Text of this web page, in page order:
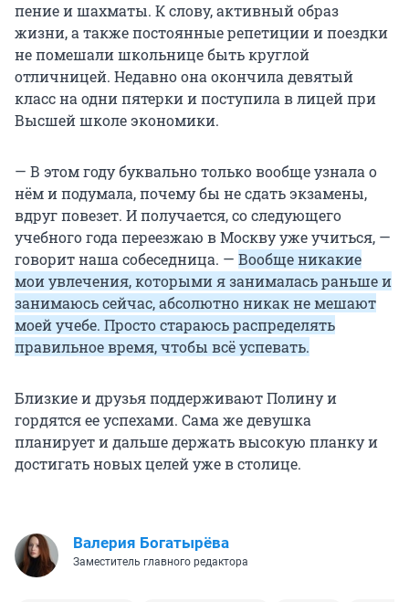
пение и шахматы. К слову, активный образ
жизни, а также постоянные репетиции и поездки
не помешали школьнице быть круглой
отличницей. Недавно она окончила девятый
класс на одни пятерки и поступила в лицей при
Высшей школе экономики.
— В этом году буквально только вообще узнала о
нём и подумала, почему бы не сдать экзамены,
вдруг повезет. И получается, со следующего
учебного года переезжаю в Москву уже учиться, —
говорит наша собеседница. — Вообще никакие
мои увлечения, которыми я занималась раньше и
занимаюсь сейчас, абсолютно никак не мешают
моей учебе. Просто стараюсь распределять
правильное время, чтобы всё успевать.
Близкие и друзья поддерживают Полину и
гордятся ее успехами. Сама же девушка
планирует и дальше держать высокую планку и
достигать новых целей уже в столице.
Валерия Богатырёва
Заместитель главного редактора